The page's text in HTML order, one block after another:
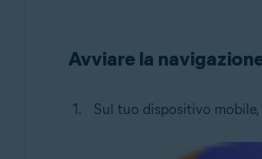
Avviare la
Sul tuo dispositivo mobile,